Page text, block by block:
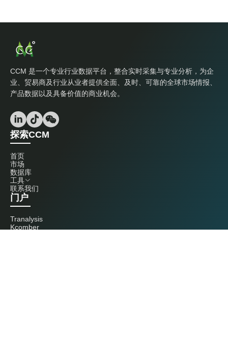
CCM 是一个专业行业数据平台，整合实时采集与专业分析，为企
业、贸易商及行业从业者提供全面、及时、可靠的全球市场情报、
产品数据以及具备价值的商业机会。
探索CCM
首页
市场
数据库
工具
联系我们
门户
Tranalysis
Kcomber